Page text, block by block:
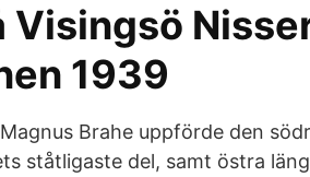
Visingsö
1939
Brahe uppförde den
ståtligaste del, samt östra